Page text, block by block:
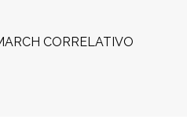
CORRELATIVO